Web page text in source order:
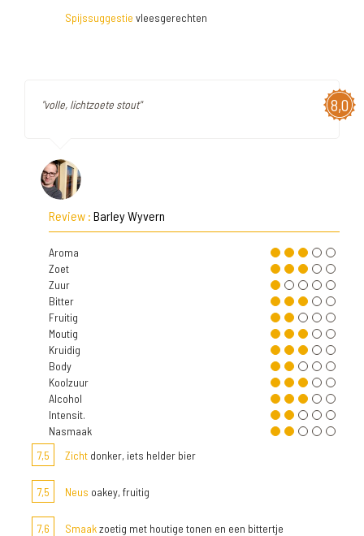
Spijssuggestie vleesgerechten
8,0
"volle, lichtzoete stout"
Review : Barley Wyvern
Aroma
Zoet
Zuur
Bitter
Fruitig
Moutig
Kruidig
Body
Koolzuur
Alcohol
Intensit.
Nasmaak
7,5
Zicht donker, iets helder bier
7,5 Neus oakey, fruitig
7,6 Smaakzoetig met houtige tonen en een bittertje